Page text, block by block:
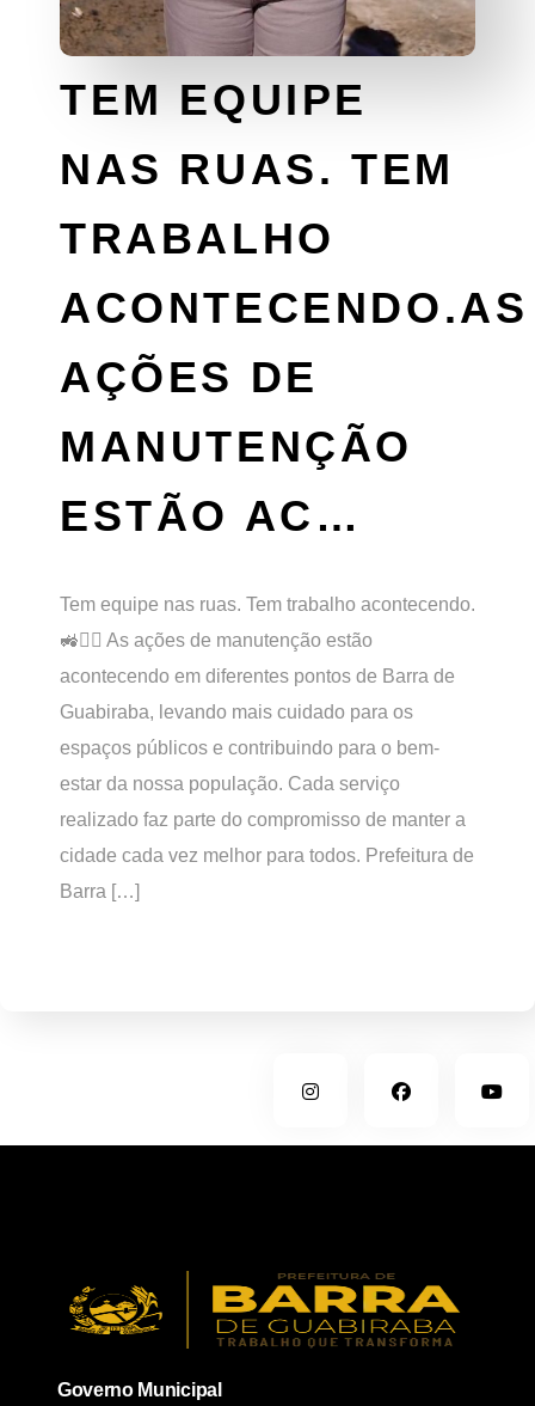
TEM EQUIPE
NAS RUAS. TEM
TRABALHO
ACONTECENDO.AS
AÇÕES DE
MANUTENÇÃO
ESTÃO AC…
Tem equipe nas ruas. Tem trabalho acontecendo.
🚜👷‍♂️ As ações de manutenção estão
acontecendo em diferentes pontos de Barra de
Guabiraba, levando mais cuidado para os
espaços públicos e contribuindo para o bem-
estar da nossa população. Cada serviço
realizado faz parte do compromisso de manter a
cidade cada vez melhor para todos. Prefeitura de
Barra […]
Governo Municipal